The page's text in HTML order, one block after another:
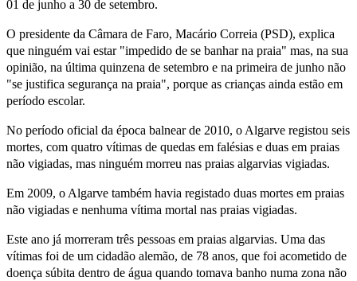
01 de junho a 30 de setembro.
O presidente da Câmara de Faro, Macário Correia (PSD), explica
que ninguém vai estar "impedido de se banhar na praia" mas, na sua
opinião, na última quinzena de setembro e na primeira de junho não
"se justifica segurança na praia", porque as crianças ainda estão em
período escolar.
No período oficial da época balnear de 2010, o Algarve registou seis
mortes, com quatro vítimas de quedas em falésias e duas em praias
não vigiadas, mas ninguém morreu nas praias algarvias vigiadas.
Em 2009, o Algarve também havia registado duas mortes em praias
não vigiadas e nenhuma vítima mortal nas praias vigiadas.
Este ano já morreram três pessoas em praias algarvias. Uma das
vítimas foi de um cidadão alemão, de 78 anos, que foi acometido de
doença súbita dentro de água quando tomava banho numa zona não